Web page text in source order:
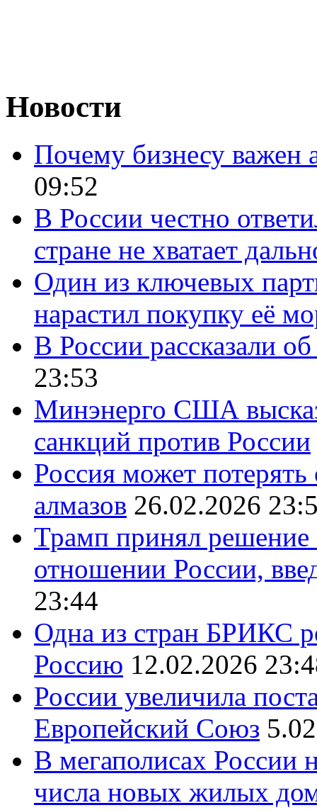
Новости
Почему бизнесу важен
09:52
В России честно
стране не хватает
Один из ключевых
нарастил покупку её
В России рассказали
23:53
Минэнерго США
санкций против России
Россия может
алмазов 26.02.2026
Трамп принял решение
отношении России,
23:44
Одна из стран БРИКС
Россию 12.02.2026
России увеличила
Европейский Союз
В мегаполисах России
числа новых жилых